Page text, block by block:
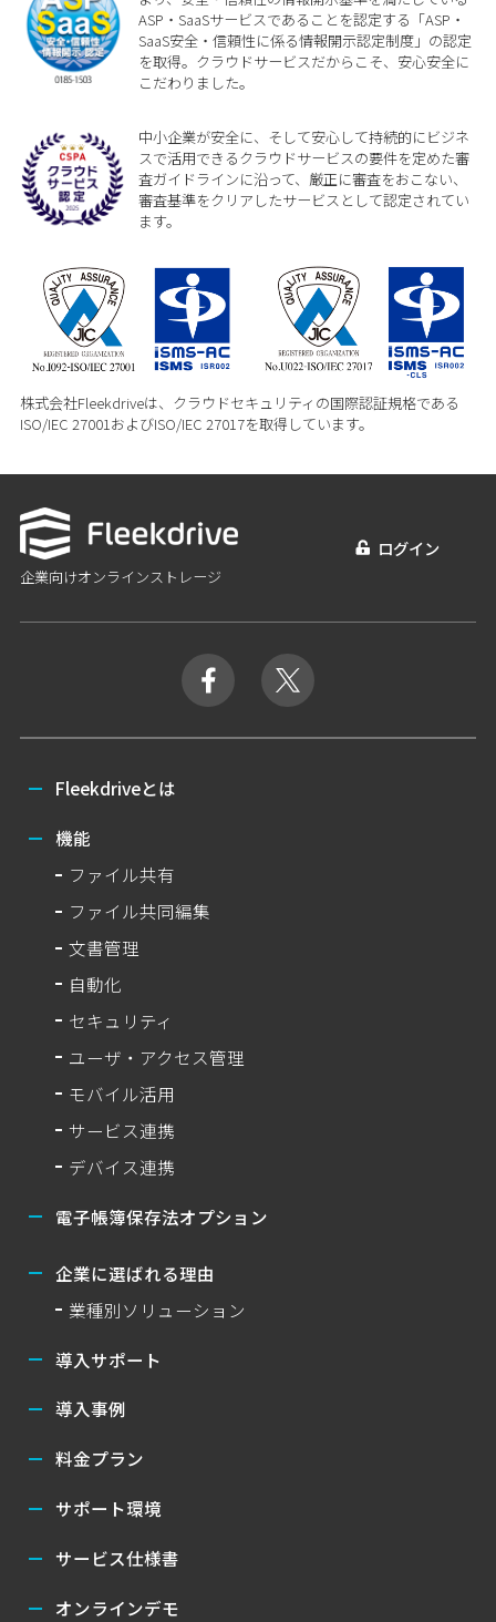
ASP・SaaSサービスであることを認定する「ASP・
SaaS安全・信頼性に係る情報開示認定制度」の認定
を取得。クラウドサービスだからこそ、安心安全に
こだわりました。
中小企業が安全に、そして安心して持続的にビジネ
スで活用できるクラウドサービスの要件を定めた審
査ガイドラインに沿って、厳正に審査をおこない、
審査基準をクリアしたサービスとして認定されてい
ます。
株式会社Fleekdriveは、クラウドセキュリティの国際認証規格である
ISO/IEC 27001およびISO/IEC 27017を取得しています。
企業向けオンラインストレージ
ログイン
Fleekdriveとは
機能
ファイル共有
ファイル共同編集
文書管理
自動化
セキュリティ
ユーザ・アクセス管理
モバイル活用
サービス連携
デバイス連携
電子帳簿保存法オプション
企業に選ばれる理由
業種別ソリューション
導入サポート
導入事例
料金プラン
サポート環境
サービス仕様書
オンラインデモ